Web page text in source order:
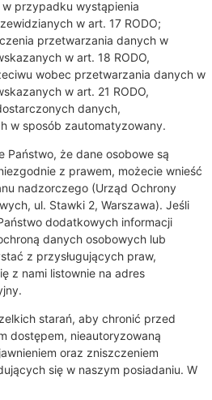
w przypadku wystąpienia
w art. 17 RODO;
przetwarzania danych w
w art. 18 RODO,
wobec przetwarzania danych w
w art. 21 RODO,
danych,
w sposób zautomatyzowany.
Państwo, że dane osobowe są
z prawem, możecie wnieść
nadzorczego (Urząd Ochrony
ul. Stawki 2, Warszawa). Jeśli
dodatkowych informacji
danych osobowych lub
z przysługujących praw,
z nami listownie na adres
starań, aby chronić przed
dostępem, nieautoryzowaną
oraz zniszczeniem
się w naszym posiadaniu. W